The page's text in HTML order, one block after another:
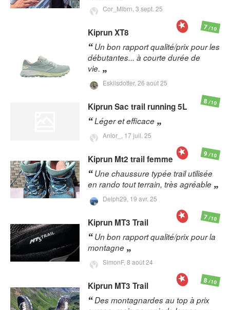
Cor_Mlbrn, 3 sept. 25
KiprunXT8
Un bon rapport qualité/prix pour les
débutantes... à courte durée de
vie.
Eskilsdotter, 26 août 25
7/10
KiprunSac trail running 5L
Léger et efficace
Anlor_, 17 juil. 25
8/10
Kiprun Mt2 trail femme
Une chaussure typée trail utilisée
en rando tout terrain, très agréable
Delph29, 19 avr. 25
9/10
Kiprun MT3 Trail
Un bon rapport qualité/prix pour la
montagne
SimonF, 8 août 24
7/10
Kiprun MT3 Trail
Des montagnardes au top à prix
8/10